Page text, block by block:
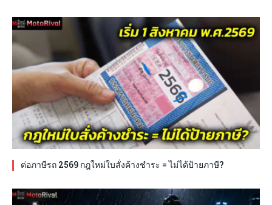
ต่อภาษีรถ 2569 กฎใหม่ใบสั่งค้างชำระ = ไม่ได้ป้ายภาษี?